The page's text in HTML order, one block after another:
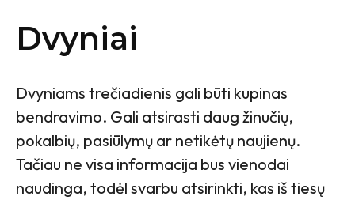
Dvyniai
Dvyniams trečiadienis gali būti kupinas
bendravimo. Gali atsirasti daug žinučių,
pokalbių, pasiūlymų ar netikėtų naujienų.
Tačiau ne visa informacija bus vienodai
naudinga, todėl svarbu atsirinkti, kas iš tiesų